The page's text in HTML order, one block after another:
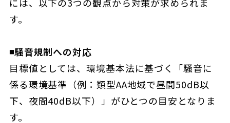
す。
◾️騒音規制への対応
目標値としては、環境基本法に基づく「騒音に
係る環境基準（例：類型AA地域で昼間50dB以
下、夜間40dB以下）」がひとつの目安となりま
す。